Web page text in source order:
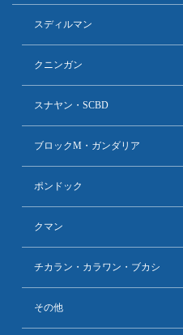
スディルマン
クニンガン
スナヤン・SCBD
ブロックM・ガンダリア
ポンドック
クマン
チカラン・カラワン・ブカシ
その他